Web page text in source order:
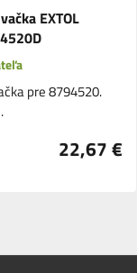
EXTOL
pre 8794520.
22,67 €